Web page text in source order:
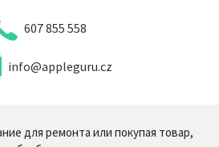
607 855 558
info@appleguru.cz
для ремонта или покупая товар,